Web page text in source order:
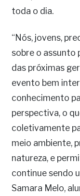
toda o dia.
“Nós, jovens,
sobre o assunto
das próximas
evento bem
conhecimento
perspectiva, o
coletivamente
meio ambiente,
natureza, e
continue sendo
Samara Melo,